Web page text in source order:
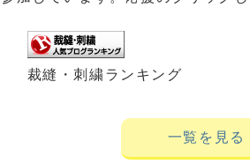
裁縫・刺繍ランキング
一覧を見る